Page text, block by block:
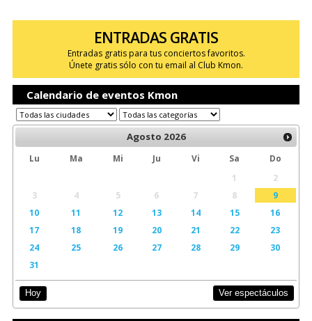
ENTRADAS GRATIS
Entradas gratis para tus conciertos favoritos.
Únete gratis sólo con tu email al Club Kmon.
Calendario de eventos Kmon
Agosto 2026
Lu Ma Mi Ju Vi Sa
Do
1
2
3
4 5 6 7 8
9
10
11 12 13 14 15
16
17
18 19 20 21 22
23
24
25 26 27 28 29
30
31
Hoy Ver espectáculos